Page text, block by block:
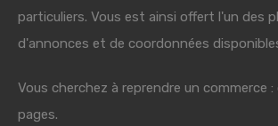
particuliers. Vous est ainsi offert l'un des
d'annonces et de coordonnées
Vous cherchez à reprendre un commerce
pages.